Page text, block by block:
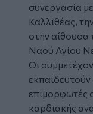
συνεργασία
Καλλιθέας,
στην αίθουσα
Ναού Αγίου
Οι
εκπαιδευτούν
επιμορφωτές
καρδιακής